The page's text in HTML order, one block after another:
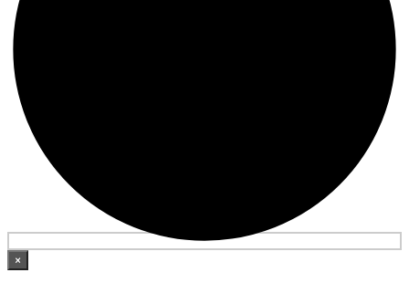
×